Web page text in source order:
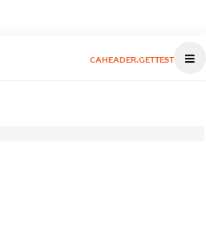
CAHEADER.GETTEST